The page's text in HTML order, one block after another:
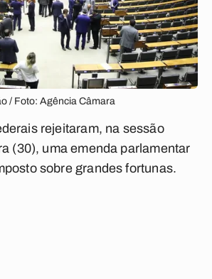
/ Foto: Agência Câmara
rejeitaram, na sessão
(30), uma emenda parlamentar
sobre grandes fortunas.